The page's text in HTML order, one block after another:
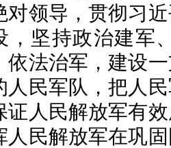
对领导，贯彻习
，坚持政治建军
依法治军，建设
人民军队，把人
证人民解放军有
人民解放军在巩